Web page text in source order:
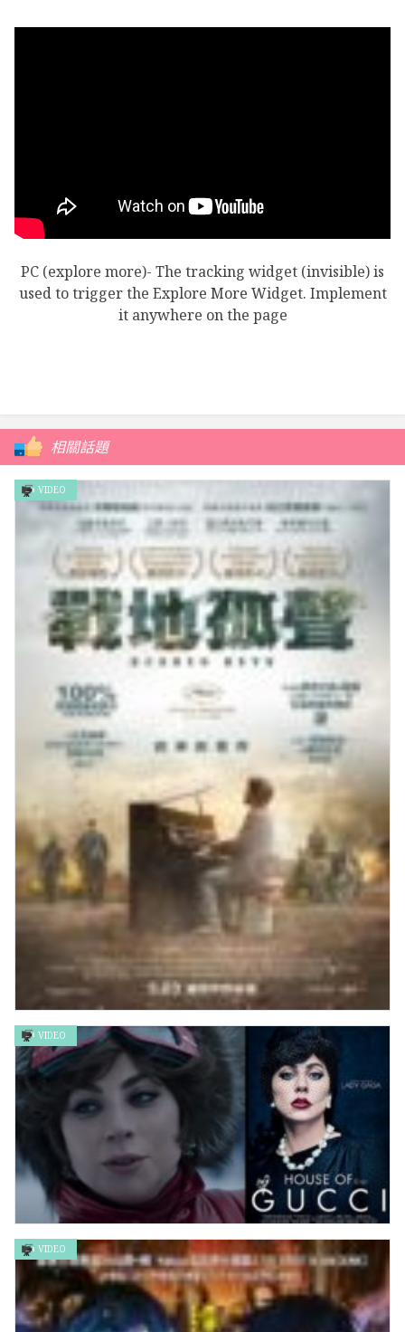
PC (explore more)- The tracking widget (invisible) is
used to trigger the Explore More Widget. Implement
it anywhere on the page
相關話題
戰地孤聲 BROKEN KEYS
VIDEO
《GUCCI名門望族》
VIDEO
VIDEO